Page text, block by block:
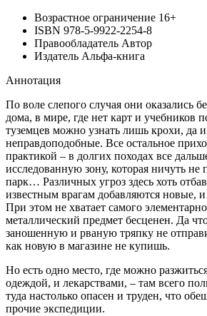
Возрастное ограничение 16+
ISBN 978-5-9922-2254-8
Правообладатель Автор
Издатель Альфа-книга
Аннотация
По воле слепого случая они оказались
дома, в мире, где нет карт и учебников
туземцев можно узнать лишь крохи, да и
неправдоподобные. Все остальное
практикой – в долгих походах все
исследованную зону, которая ничуть не
парк… Различных угроз здесь хоть
известным врагам добавляются новые, и
При этом не хватает самого
металлический предмет бесценен. Да
заношенную и рваную тряпку не
как новую в магазине не купишь.
Но есть одно место, где можно
одеждой, и лекарствами, – там всего
туда настолько опасен и труден, что
прочие экспедиции.